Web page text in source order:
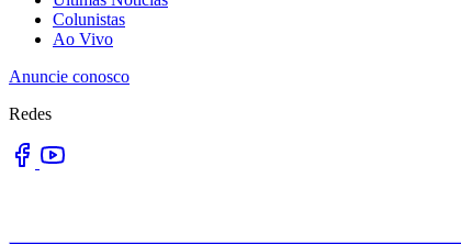
Colunistas
Ao Vivo
Anuncie conosco
Redes